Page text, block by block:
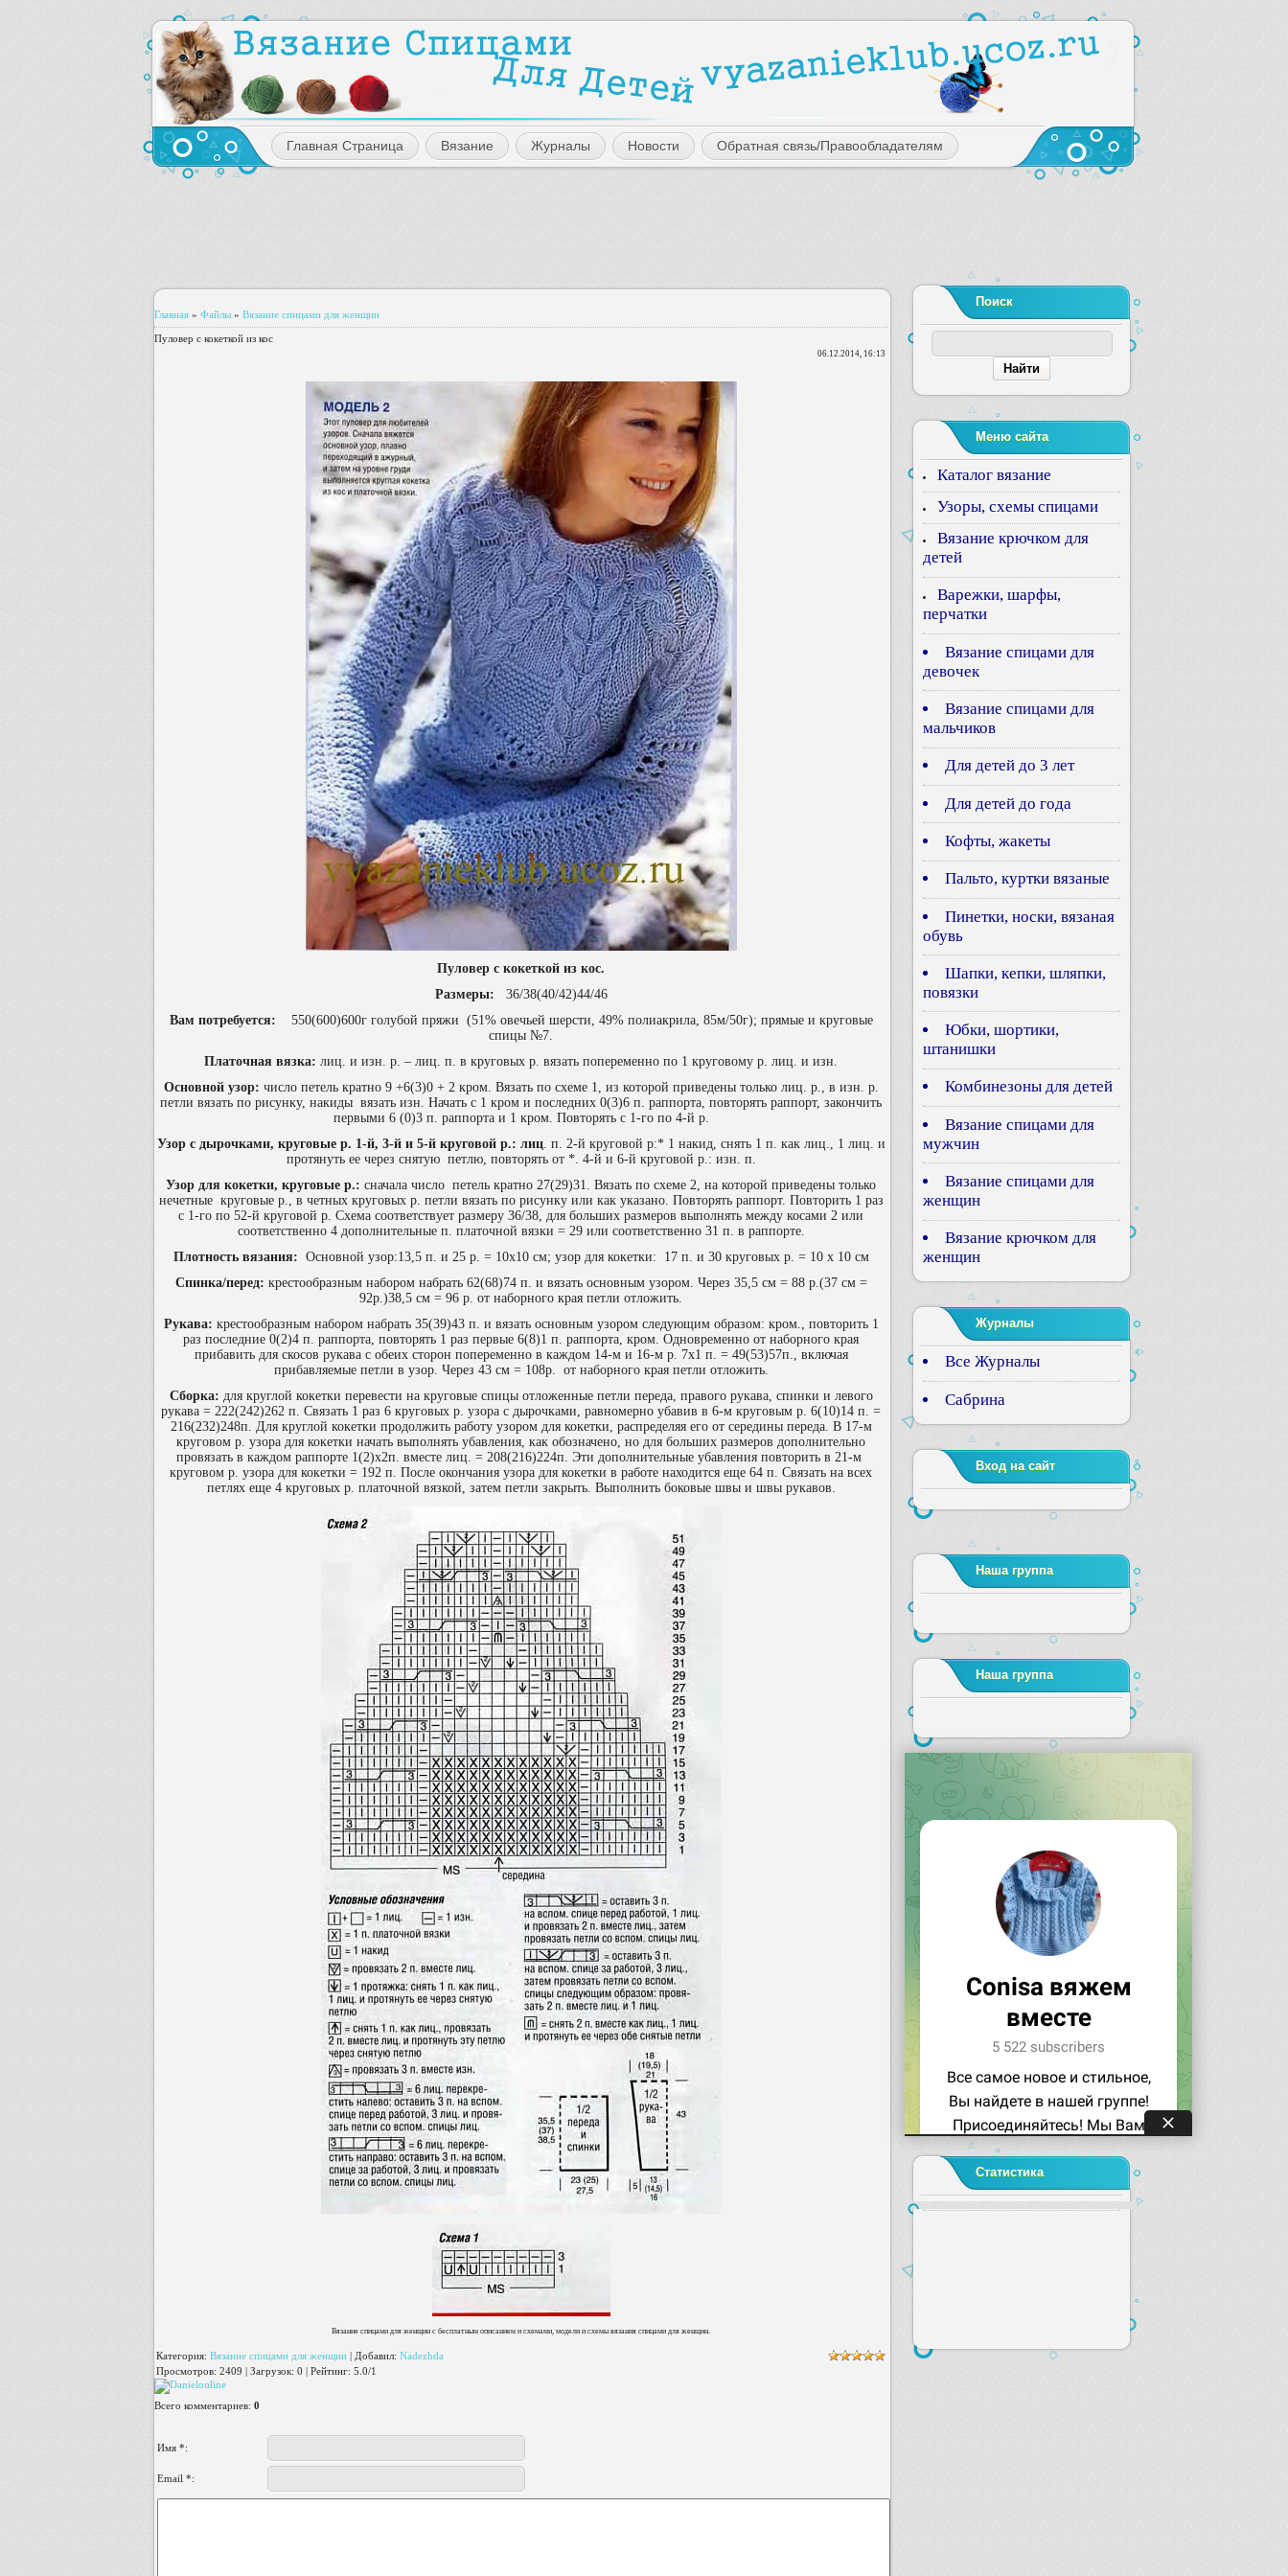
Главная Страница Вязание Журналы Новости Обратная связь/Правообладателям
Главная » Файлы » Вязание спицами для женщин
Пуловер с кокеткой из кос
06.12.2014, 16:13
Пуловер с кокеткой из кос.
Размеры: 36/38(40/42)44/46
Вам потребуется:
550(600)600г голубой пряжи (51% овечьей шерсти, 49% полиакрила, 85м/50г); прямые и круговые
спицы №7.
Платочная вязка: лиц. и изн. р. – лиц. п. в круговых р. вязать попеременно по 1 круговому р. лиц. и изн.
Основной узор: число петель кратно 9 +6(3)0 + 2 кром. Вязать по схеме 1, из которой приведены только лиц. р., в изн. р.
петли вязать по рисунку, накиды вязать изн. Начать с 1 кром и последних 0(3)6 п. раппорта, повторять раппорт, закончить
первыми 6 (0)3 п. раппорта и 1 кром. Повторять с 1-го по 4-й р.
Узор с дырочками, круговые р. 1-й, 3-й и 5-й круговой р.: лиц. п. 2-й круговой р:* 1 накид, снять 1 п. как лиц., 1 лиц. и
протянуть ее через снятую петлю, повторять от *. 4-й и 6-й круговой р.: изн. п.
Узор для кокетки, круговые р.: сначала число петель кратно 27(29)31. Вязать по схеме 2, на которой приведены только
нечетные круговые р., в четных круговых р. петли вязать по рисунку или как указано. Повторять раппорт. Повторить 1 раз
с 1-го по 52-й круговой р. Схема соответствует размеру 36/38, для больших размеров выполнять между косами 2 или
соответственно 4 дополнительные п. платочной вязки = 29 или соответственно 31 п. в раппорте.
Плотность вязания: Основной узор:13,5 п. и 25 р. = 10х10 см; узор для кокетки: 17 п. и 30 круговых р. = 10 х 10 см
Спинка/перед: крестообразным набором набрать 62(68)74 п. и вязать основным узором. Через 35,5 см = 88 р.(37 см =
92р.)38,5 см = 96 р. от наборного края петли отложить.
Рукава: крестообразным набором набрать 35(39)43 п. и вязать основным узором следующим образом: кром., повторить 1
раз последние 0(2)4 п. раппорта, повторять 1 раз первые 6(8)1 п. раппорта, кром. Одновременно от наборного края
прибавить для скосов рукава с обеих сторон попеременно в каждом 14-м и 16-м р. 7х1 п. = 49(53)57п., включая
прибавляемые петли в узор. Через 43 см = 108р. от наборного края петли отложить.
Сборка: для круглой кокетки перевести на круговые спицы отложенные петли переда, правого рукава, спинки и левого
рукава = 222(242)262 п. Связать 1 раз 6 круговых р. узора с дырочками, равномерно убавив в 6-м круговым р. 6(10)14 п. =
216(232)248п. Для круглой кокетки продолжить работу узором для кокетки, распределяя его от середины переда. В 17-м
круговом р. узора для кокетки начать выполнять убавления, как обозначено, но для больших размеров дополнительно
провязать в каждом раппорте 1(2)х2п. вместе лиц. = 208(216)224п. Эти дополнительные убавления повторить в 21-м
круговом р. узора для кокетки = 192 п. После окончания узора для кокетки в работе находится еще 64 п. Связать на всех
петлях еще 4 круговых р. платочной вязкой, затем петли закрыть. Выполнить боковые швы и швы рукавов.
Вязание спицами для женщин с бесплатным описанием и схемами, модели и схемы вязания спицами для женщин.
Категория: Вязание спицами для женщин | Добавил: Nadezhda
Просмотров: 2409 | Загрузок: 0 | Рейтинг: 5.0/1
Всего комментариев: 0
Имя *:
Email *:
Поиск
Меню сайта
Каталог вязание
Узоры, схемы спицами
Вязание крючком для
детей
Варежки, шарфы,
перчатки
Вязание спицами для
девочек
Вязание спицами для
мальчиков
Для детей до 3 лет
Для детей до года
Кофты, жакеты
Пальто, куртки вязаные
Пинетки, носки, вязаная
обувь
Шапки, кепки, шляпки,
повязки
Юбки, шортики,
штанишки
Комбинезоны для детей
Вязание спицами для
мужчин
Вязание спицами для
женщин
Вязание крючком для
женщин
Журналы
Все Журналы
Сабрина
Вход на сайт
Наша группа
Наша группа
Статистика